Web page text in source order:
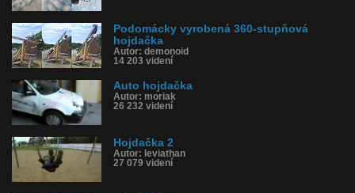
Podomácky vyrobená 360-stupňová
hojdačka
Autor: demonoid
14 203 videní
Auto hojdačka
Autor: moriak
26 232 videní
Hojdačka 2
Autor: leviathan
27 079 videní